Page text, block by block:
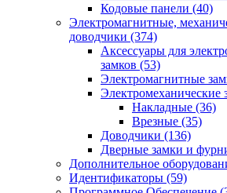
Кодовые панели (40)
Электромагнитные,
доводчики (374)
Аксессуары для
замков (53)
Электромагнитные
Электромеханические
Накладные (36)
Врезные (35)
Доводчики (136)
Дверные замки и
Дополнительное
Идентификаторы (59)